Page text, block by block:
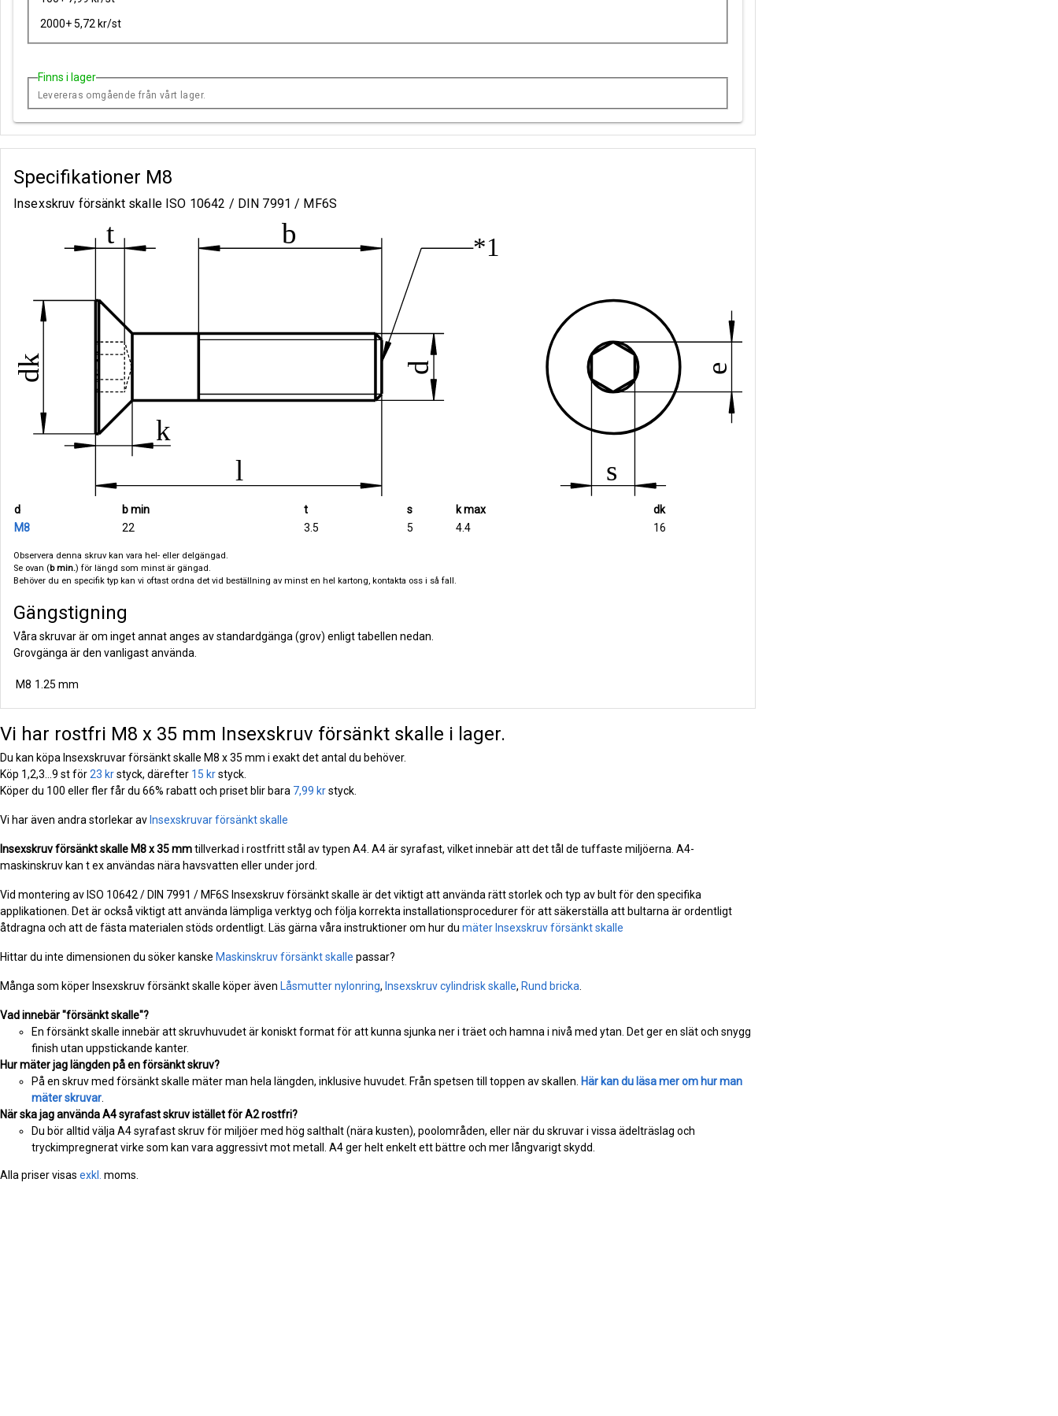
2000+ 5,72 kr/st
Finns i lager
Levereras omgående från vårt lager.
Specifikationer M8
Insexskruv försänkt skalle ISO 10642 / DIN 7991 / MF6S
d b min t s k max
dk
M8
22 3.5 5 4.4 16
Observera denna skruv kan vara hel- eller delgängad.
Se ovan (b min.) för längd som minst är gängad.
Behöver du en specifik typ kan vi oftast ordna det vid beställning av minst en hel kartong, kontakta oss i så fall.
Gängstigning
Våra skruvar är om inget annat anges av standardgänga (grov) enligt tabellen nedan.
Grovgänga är den vanligast använda.
M8 1.25 mm
Vi har rostfri M8 x 35 mm Insexskruv försänkt skalle i lager.
Du kan köpa Insexskruvar försänkt skalle M8 x 35 mm i exakt det antal du behöver.
Köp 1,2,3...9 st för23 krstyck, därefter 15 krstyck.
Köper du 100 eller fler får du 66% rabatt och priset blir bara 7,99 krstyck.
Vi har även andra storlekar av Insexskruvar försänkt skalle
Insexskruv försänkt skalle M8 x 35 mmtillverkad i rostfritt stål av typen A4. A4 är syrafast, vilket innebär att det tål de tuffaste miljöerna. A4-
maskinskruv kan t ex användas nära havsvatten eller under jord.
Vid montering av ISO 10642 / DIN 7991 / MF6S Insexskruv försänkt skalle är det viktigt att använda rätt storlek och typ av bult för den specifika
applikationen. Det är också viktigt att använda lämpliga verktyg och följa korrekta installationsprocedurer för att säkerställa att bultarna är ordentligt
åtdragna och att de fästa materialen stöds ordentligt. Läs gärna våra instruktioner om hur du mäter Insexskruv försänkt skalle
Hittar du inte dimensionen du söker kanske Maskinskruv försänkt skalle passar?
Många som köper Insexskruv försänkt skalle köper även Låsmutter nylonring, Insexskruv cylindrisk skalle, Rund bricka
Vad innebär "försänkt skalle"?
En försänkt skalle innebär att skruvhuvudet är koniskt format för att kunna sjunka ner i träet och hamna i nivå med ytan. Det ger en slät och snygg
finish utan uppstickande kanter.
Hur mäter jag längden på en försänkt skruv?
På en skruv med försänkt skalle mäter man hela längden, inklusive huvudet. Från spetsen till toppen av skallen. Här kan du läsa mer om hur man
mäter skruvar
När ska jag använda A4 syrafast skruv istället för A2 rostfri?
Du bör alltid välja A4 syrafast skruv för miljöer med hög salthalt (nära kusten), poolområden, eller när du skruvar i vissa ädelträslag och
tryckimpregnerat virke som kan vara aggressivt mot metall. A4 ger helt enkelt ett bättre och mer långvarigt skydd.
Alla priser visas exkl. moms.